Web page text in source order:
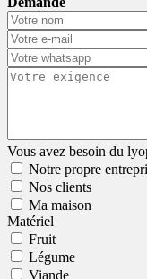
Vous avez besoin du
Notre propre
Nos clients
Ma maison
Matériel
Fruit
Légume
Viande